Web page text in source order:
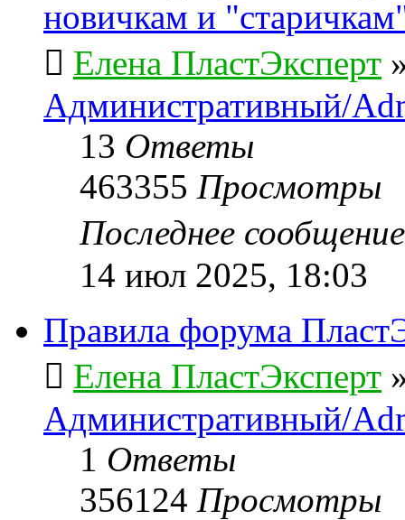
новичкам и
Елена ПластЭксперт
Административный/
13 Ответы
463355 Просмотры
Последнее
14 июл 2025, 18:03
Правила форума
Елена ПластЭксперт
Административный/
1 Ответы
356124 Просмотры